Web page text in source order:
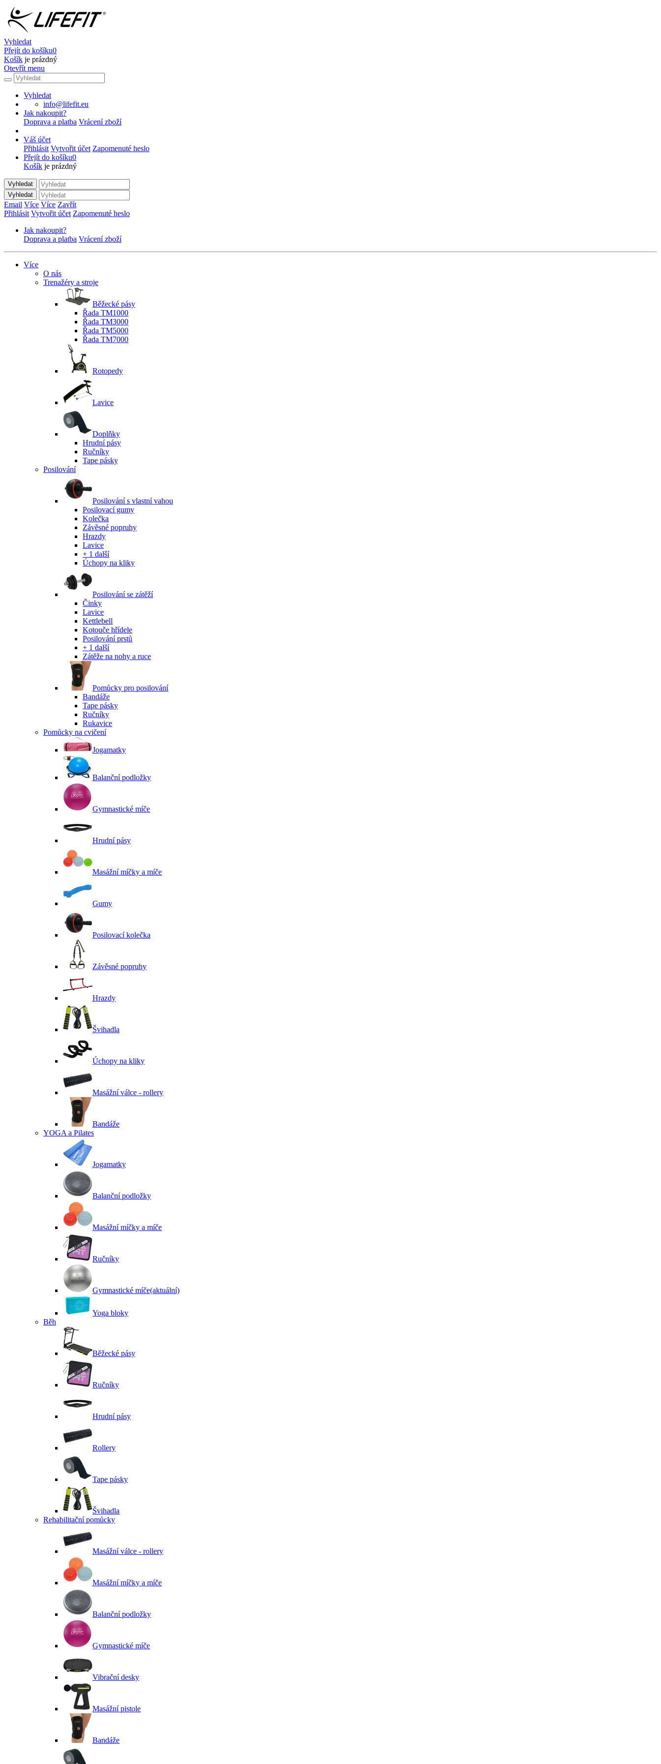
Vyhledat
Přejít do košíku0
Košík je prázdný
Otevřít menu
Vyhledat
info@lifefit.eu
Jak nakoupit?
Doprava a platba Vrácení zboží
Váš účet
Přihlásit Vytvořit účet Zapomenuté heslo
Přejít do košíku0
Košík je prázdný
Vyhledat
Vyhledat
Email Více Více Zavřít
Přihlásit Vytvořit účet Zapomenuté heslo
Jak nakoupit?
Doprava a platba Vrácení zboží
Více
O nás
Trenažéry a stroje
Běžecké pásy
Řada TM1000
Řada TM3000
Řada TM5000
Řada TM7000
Rotopedy
Lavice
Doplňky
Hrudní pásy
Ručníky
Tape pásky
Posilování
Posilování s vlastní vahou
Posilovací gumy
Kolečka
Závěsné popruhy
Hrazdy
Lavice
+ 1 další
Úchopy na kliky
Posilování se zátěží
Činky
Lavice
Kettlebell
Kotouče hřídele
Posilování prstů
+ 1 další
Zátěže na nohy a ruce
Pomůcky pro posilování
Bandáže
Tape pásky
Ručníky
Rukavice
Pomůcky na cvičení
Jogamatky
Balanční podložky
Gymnastické míče
Hrudní pásy
Masážní míčky a míče
Gumy
Posilovací kolečka
Závěsné popruhy
Hrazdy
Švihadla
Úchopy na kliky
Masážní válce - rollery
Bandáže
YOGA a Pilates
Jogamatky
Balanční podložky
Masážní míčky a míče
Ručníky
Gymnastické míče(aktuální)
Yoga bloky
Běh
Běžecké pásy
Ručníky
Hrudní pásy
Rollery
Tape pásky
Švihadla
Rehabilitační pomůcky
Masážní válce - rollery
Masážní míčky a míče
Balanční podložky
Gymnastické míče
Vibrační desky
Masážní pistole
Bandáže